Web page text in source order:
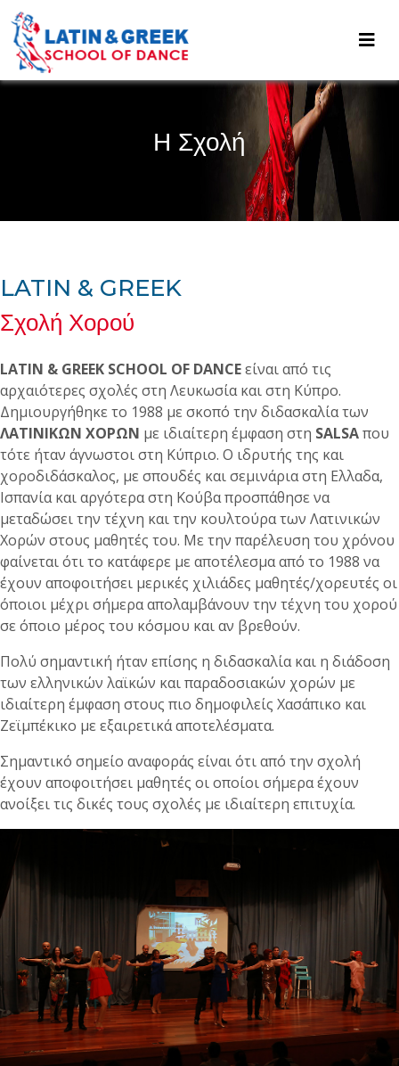
Η Σχολή
LATIN & GREEK
Σχολή Χορού
LATIN & GREEK SCHOOL OF DANCEείναι από τις
αρχαιότερες σχολές στη Λευκωσία και στη Κύπρο.
Δημιουργήθηκε το 1988 με σκοπό την διδασκαλία των
ΛΑΤΙΝΙΚΩΝ ΧΟΡΩΝ με ιδιαίτερη έμφαση στη SALSAπου
τότε ήταν άγνωστοι στη Κύπριο. Ο ιδρυτής της και
χοροδιδάσκαλος, με σπουδές και σεμινάρια στη Ελλαδα,
Ισπανία και αργότερα στη Κούβα προσπάθησε να
μεταδώσει την τέχνη και την κουλτούρα των Λατινικών
Χορών στους μαθητές του. Με την παρέλευση του χρόνου
φαίνεται ότι το κατάφερε με αποτέλεσμα από το 1988 να
έχουν αποφοιτήσει μερικές χιλιάδες μαθητές/χορευτές οι
όποιοι μέχρι σήμερα απολαμβάνουν την τέχνη του χορού
σε όποιο μέρος του κόσμου και αν βρεθούν.
Πολύ σημαντική ήταν επίσης η διδασκαλία και η διάδοση
των ελληνικών λαϊκών και παραδοσιακών χορών με
ιδιαίτερη έμφαση στους πιο δημοφιλείς Χασάπικο και
Ζεϊμπέκικο με εξαιρετικά αποτελέσματα.
Σημαντικό σημείο αναφοράς είναι ότι από την σχολή
έχουν αποφοιτήσει μαθητές οι οποίοι σήμερα έχουν
ανοίξει τις δικές τους σχολές με ιδιαίτερη επιτυχία.